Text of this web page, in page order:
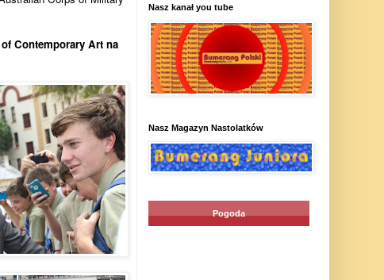
Contemporary Art na
Nasz kanał you tube
Nasz Magazyn Nastolatków
Pogoda